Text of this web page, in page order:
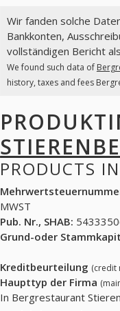
Wir fanden solche
Bankkonten,
vollständigen Bericht
We found such data of
history, taxes and fees
PRODUCTS
MWST
Pub. Nr., SHAB:
Grund-oder
Kreditbeurteilung (credit
Haupttyp der Firma
In Bergrestaurant